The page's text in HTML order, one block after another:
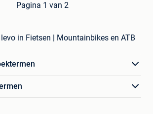
Pagina 1 van 2
in Fietsen | Mountainbikes en ATB